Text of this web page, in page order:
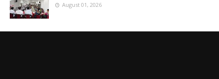
August 01, 2026